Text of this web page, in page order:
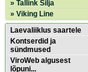
» Tallink Silja
» Viking Line
Laevaliiklus saartele
Kontserdid ja
sündmused
ViroWeb algusest
lõpuni...